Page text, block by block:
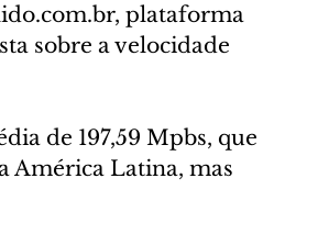
plataforma
sobre a velocidade
de 197,59 Mpbs, que
América Latina, mas